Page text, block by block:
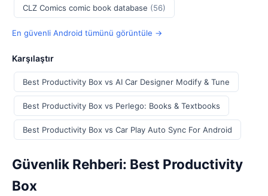
CLZ Comics comic book database (56)
En güvenli Android tümünü görüntüle →
Karşılaştır
Best Productivity Box vs AI Car Designer Modify & Tune
Best Productivity Box vs Perlego: Books & Textbooks
Best Productivity Box vs Car Play Auto Sync For Android
Güvenlik Rehberi: Best Productivity
Box